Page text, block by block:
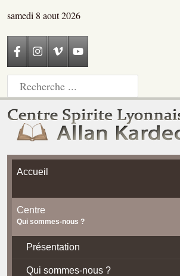
samedi 8 aout 2026
Accueil
Centre
Qui sommes-nous ?
Présentation
Qui sommes-nous ?